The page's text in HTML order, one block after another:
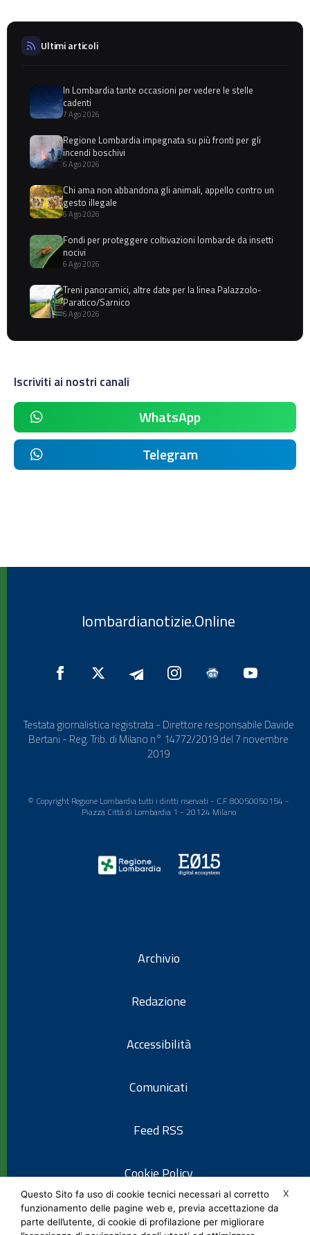
Ultimi articoli
In Lombardia tante occasioni per vedere le stelle
cadenti
7 Ago 2026
Regione Lombardia impegnata su più fronti per gli
incendi boschivi
6 Ago 2026
Chi ama non abbandona gli animali, appello contro un
gesto illegale
6 Ago 2026
Fondi per proteggere coltivazioni lombarde da insetti
nocivi
6 Ago 2026
Treni panoramici, altre date per la linea Palazzolo-
Paratico/Sarnico
6 Ago 2026
Iscriviti ai nostri canali
WhatsApp
Telegram
lombardianotizie.Online
Testata giornalistica registrata - Direttore responsabile Davide
Bertani - Reg. Trib. di Milano n° 14772/2019 del 7 novembre
2019
© Copyright Regione Lombardia tutti i diritti riservati - C.F. 80050050154 -
Piazza Città di Lombardia 1 - 20124 Milano
Archivio
Redazione
Accessibilità
Comunicati
Feed RSS
Cookie Policy
Informativa privacy
X
Questo Sito fa uso di cookie tecnici necessari al corretto
funzionamento delle pagine web e, previa accettazione da
parte dell’utente, di cookie di profilazione per migliorare